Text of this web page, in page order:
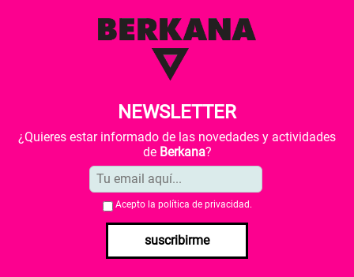
NEWSLETTER
¿Quieres estar informado de las novedades y actividades
de Berkana?
Acepto la política de privacidad .
suscribirme